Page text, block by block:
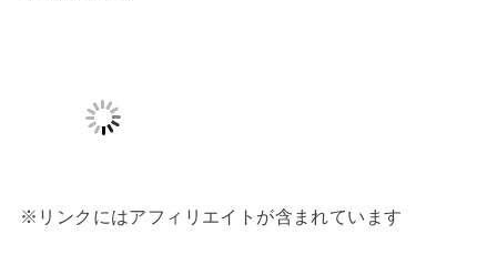
※リンクにはアフィリエイトが含まれています